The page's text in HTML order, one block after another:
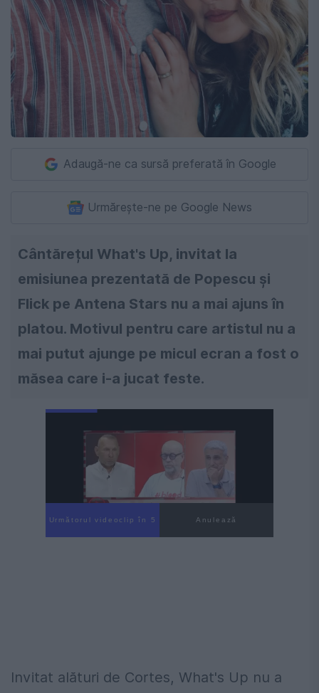
Adaugă-ne ca sursă preferată în Google
Urmărește-ne pe Google News
Cântărețul What's Up, invitat la
emisiunea prezentată de Popescu şi
Flick pe Antena Stars nu a mai ajuns în
platou. Motivul pentru care artistul nu a
mai putut ajunge pe micul ecran a fost o
măsea care i-a jucat feste.
Următorul videoclip în 4 Anulează
Invitat alături de Cortes, What's Up nu a